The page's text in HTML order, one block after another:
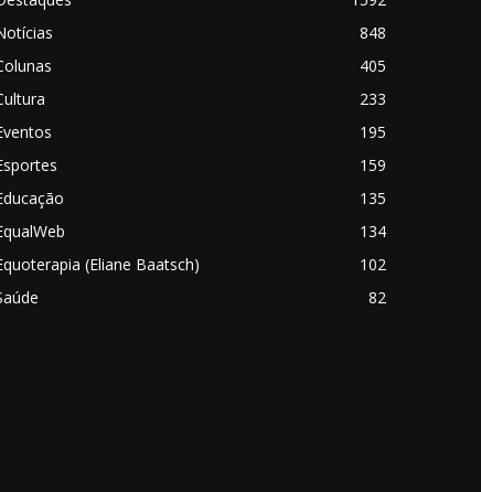
848
405
233
195
159
135
134
(Eliane Baatsch)
102
82